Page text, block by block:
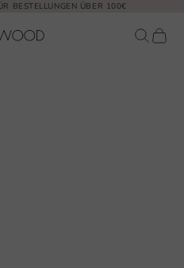
BESTELLUNGEN ÜBER 100€
EUR Suche